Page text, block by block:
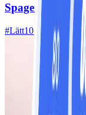
Spagetti med
#Lätt10 MIN